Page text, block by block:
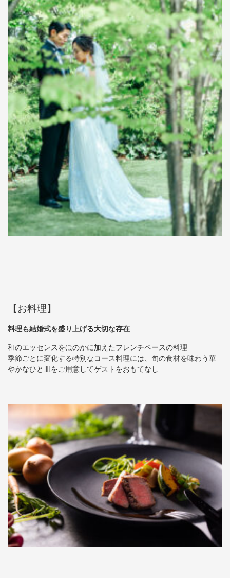
【お料理】
料理も結婚式を盛り上げる大切な存在
和のエッセンスをほのかに加えたフレンチベースの料理
季節ごとに変化する特別なコース料理には、旬の食材を味わう華
やかなひと皿をご用意してゲストをおもてなし